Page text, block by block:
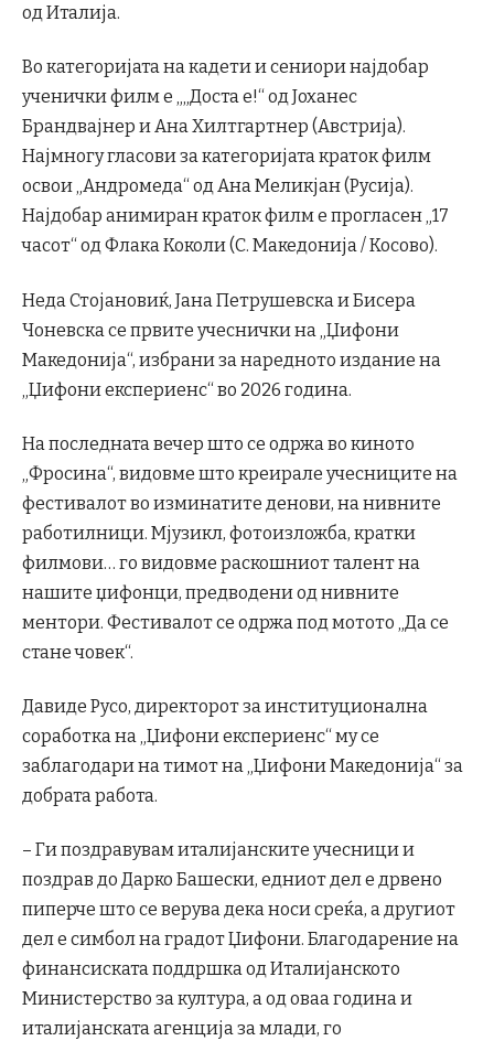
од Италија.
Во категоријата на кадети и сениори најдобар
ученички филм е „„Доста е!“ од Јоханес
Брандвајнер и Ана Хилтгартнер (Австрија).
Најмногу гласови за категоријата краток филм
освои „Андромеда“ од Ана Меликјан (Русија).
Најдобар анимиран краток филм е прогласен „17
часот“ од Флака Коколи (С. Македонија / Косово).
Неда Стојановиќ, Јана Петрушевска и Бисера
Чоневска се првите учеснички на „Џифони
Македонија“, избрани за наредното издание на
„Џифони експериенс“ во 2026 година.
На последната вечер што се одржа во киното
„Фросина“, видовме што креирале учесниците на
фестивалот во изминатите денови, на нивните
работилници. Мјузикл, фотоизложба, кратки
филмови… го видовме раскошниот талент на
нашите џифонци, предводени од нивните
ментори. Фестивалот се одржа под мотото „Да се
стане човек“.
Давиде Русо, директорот за институционална
соработка на „Џифони експериенс“ му се
заблагодари на тимот на „Џифони Македонија“ за
добрата работа.
– Ги поздравувам италијанските учесници и
поздрав до Дарко Башески, едниот дел е дрвено
пиперче што се верува дека носи среќа, а другиот
дел е симбол на градот Џифони. Благодарение на
финансиската поддршка од Италијанското
Министерство за култура, а од оваа година и
италијанската агенција за млади, го